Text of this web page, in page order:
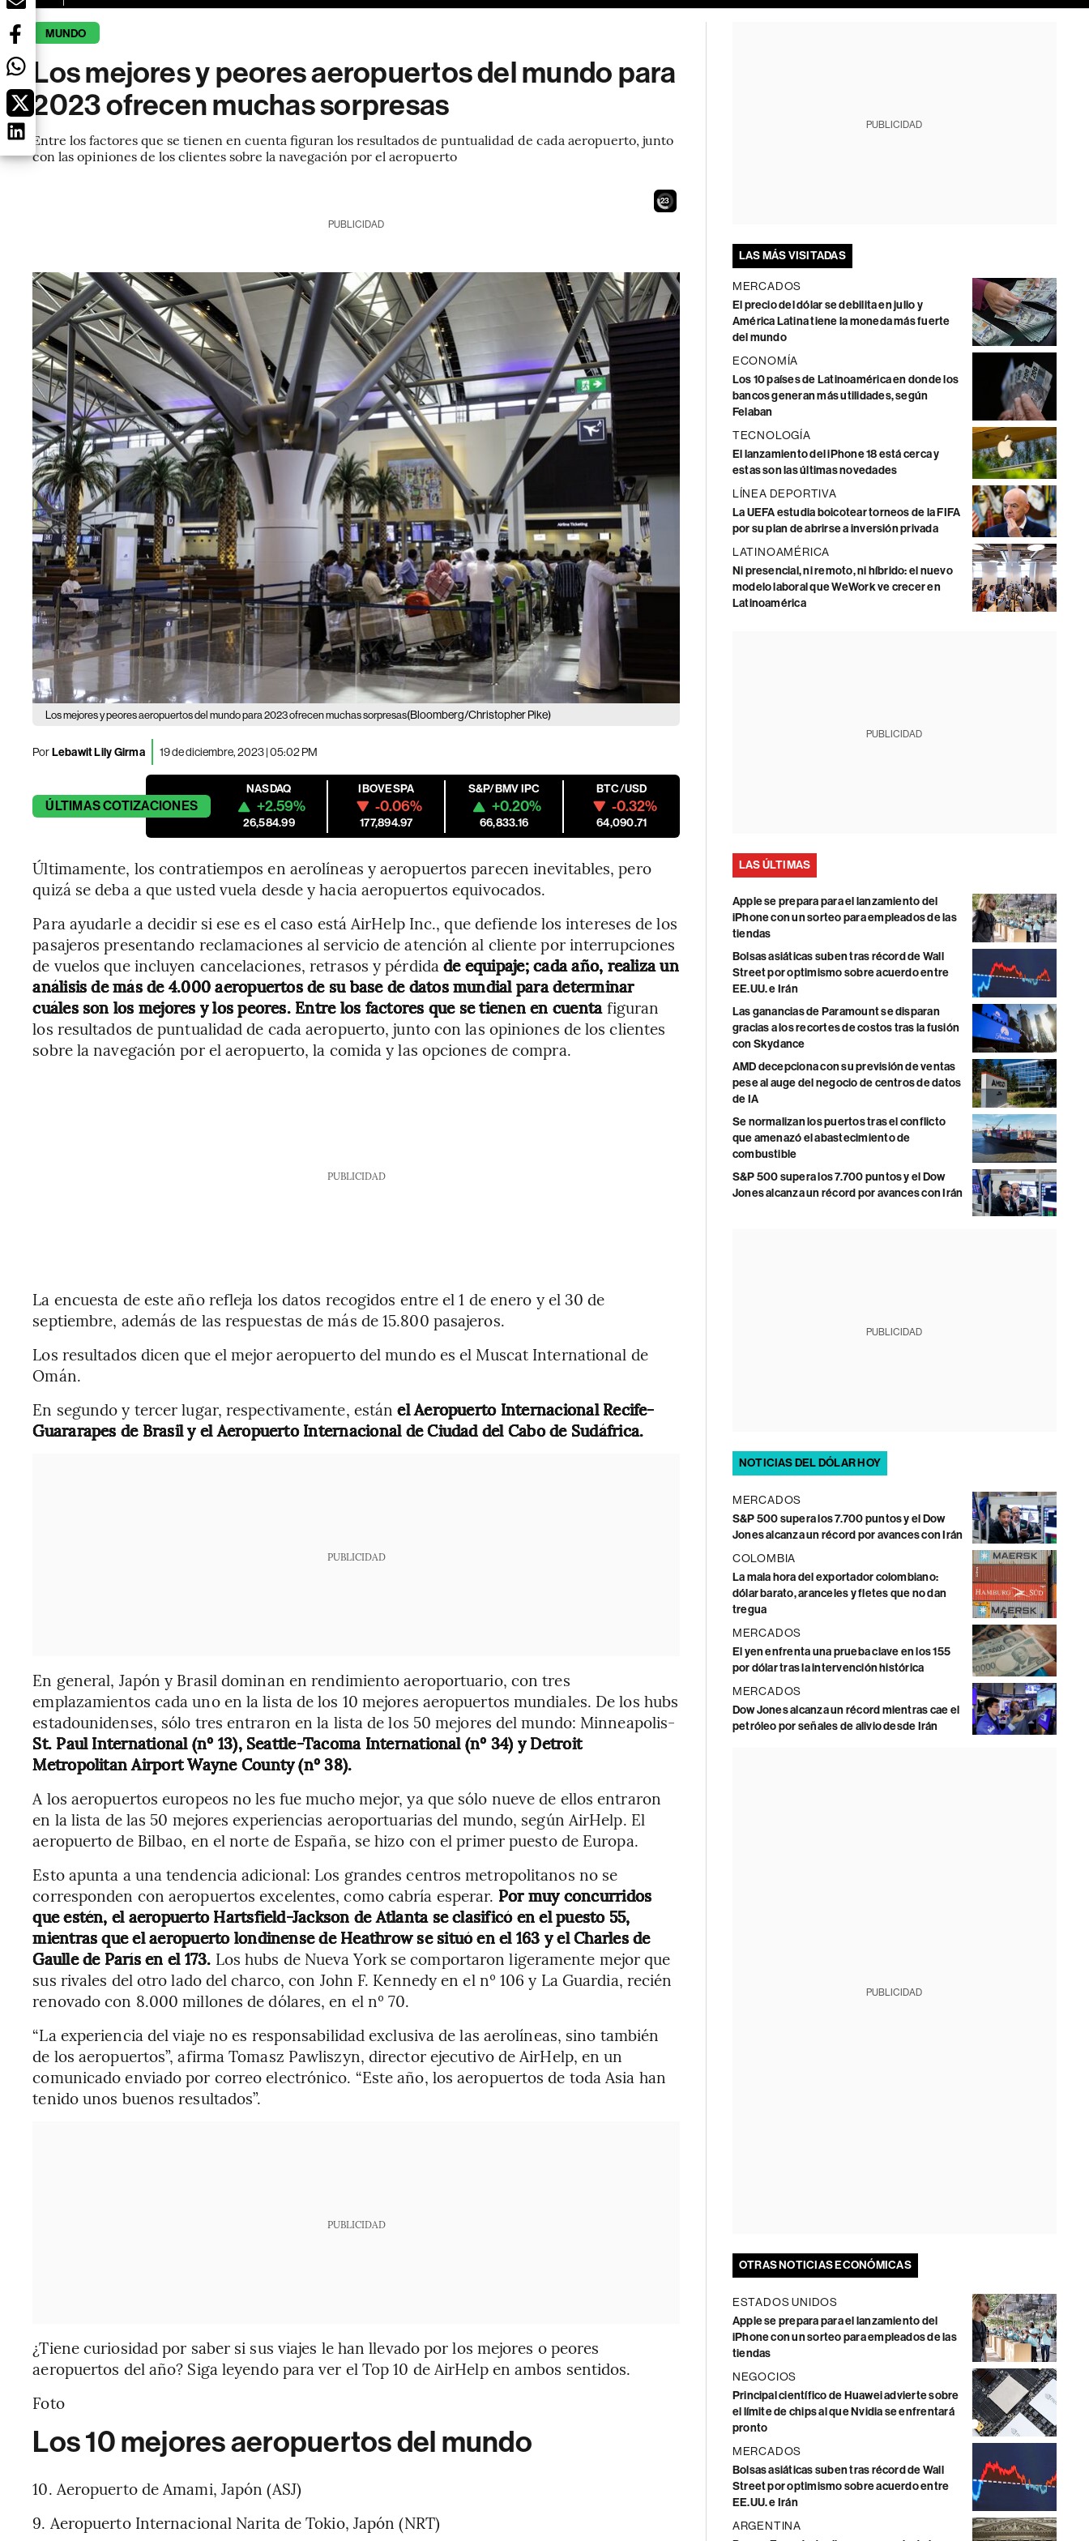
MUNDO
Los mejores y peores aeropuertos del mundo para
2023 ofrecen muchas sorpresas
Entre los factores que se tienen en cuenta figuran los resultados de puntualidad de cada aeropuerto, junto
con las opiniones de los clientes sobre la navegación por el aeropuerto
21
PUBLICIDAD
Los mejores y peores aeropuertos del mundo para 2023 ofrecen muchas sorpresas(Bloomberg/Christopher Pike)
PorLebawit Lily Girma 19 de diciembre, 2023 | 05:02 PM
ÚLTIMASCOTIZACIONES
NASDAQ
+2.59%
26,584.99
IBOVESPA
-0.06%
177,894.97
S&P/BMV IPC
+0.20%
66,833.16
BTC/USD
-0.32%
64,090.71
Últimamente, los contratiempos en aerolíneas y aeropuertos parecen inevitables, pero
quizá se deba a que usted vuela desde y hacia aeropuertos equivocados.
Para ayudarle a decidir si ese es el caso está AirHelp Inc., que defiende los intereses de los
pasajeros presentando reclamaciones al servicio de atención al cliente por interrupciones
de vuelos que incluyen cancelaciones, retrasos y pérdidade equipaje; cada año, realiza un
análisis de más de 4.000 aeropuertos de su base de datos mundial para determinar
cuáles son los mejores y los peores. Entre los factores que se tienen en cuentafiguran
los resultados de puntualidad de cada aeropuerto, junto con las opiniones de los clientes
sobre la navegación por el aeropuerto, la comida y las opciones de compra.
PUBLICIDAD
La encuesta de este año refleja los datos recogidos entre el 1 de enero y el 30 de
septiembre, además de las respuestas de más de 15.800 pasajeros.
Los resultados dicen que el mejor aeropuerto del mundo es el Muscat International de
Omán.
En segundo y tercer lugar, respectivamente, estánel Aeropuerto Internacional Recife-
Guararapes de Brasil y el Aeropuerto Internacional de Ciudad del Cabo de Sudáfrica.
PUBLICIDAD
En general, Japón y Brasil dominan en rendimiento aeroportuario, con tres
emplazamientos cada uno en la lista de los 10 mejores aeropuertos mundiales. De los hubs
estadounidenses, sólo tres entraron en la lista de los 50 mejores del mundo: Minneapolis-
St. Paul International (nº 13), Seattle-Tacoma International (nº 34) y Detroit
Metropolitan Airport Wayne County (nº 38).
A los aeropuertos europeos no les fue mucho mejor, ya que sólo nueve de ellos entraron
en la lista de las 50 mejores experiencias aeroportuarias del mundo, según AirHelp. El
aeropuerto de Bilbao, en el norte de España, se hizo con el primer puesto de Europa.
Esto apunta a una tendencia adicional: Los grandes centros metropolitanos no se
corresponden con aeropuertos excelentes, como cabría esperar. Por muy concurridos
que estén, el aeropuerto Hartsfield-Jackson de Atlanta se clasificó en el puesto 55,
mientras que el aeropuerto londinense de Heathrow se situó en el 163 y el Charles de
Gaulle de París en el 173. Los hubs de Nueva York se comportaron ligeramente mejor que
sus rivales del otro lado del charco, con John F. Kennedy en el nº 106 y La Guardia, recién
renovado con 8.000 millones de dólares, en el nº 70.
“La experiencia del viaje no es responsabilidad exclusiva de las aerolíneas, sino también
de los aeropuertos”, afirma Tomasz Pawliszyn, director ejecutivo de AirHelp, en un
comunicado enviado por correo electrónico. “Este año, los aeropuertos de toda Asia han
tenido unos buenos resultados”.
PUBLICIDAD
¿Tiene curiosidad por saber si sus viajes le han llevado por los mejores o peores
aeropuertos del año? Siga leyendo para ver el Top 10 de AirHelp en ambos sentidos.
Foto
Los 10 mejores aeropuertos del mundo
10. Aeropuerto de Amami, Japón (ASJ)
9. Aeropuerto Internacional Narita de Tokio, Japón (NRT)
PUBLICIDAD
LAS MÁS VISITADAS
MERCADOS
El precio del dólar se debilita en julio y
América Latina tiene la moneda más fuerte
del mundo
ECONOMÍA
Los 10 países de Latinoamérica en donde los
bancos generan más utilidades, según
Felaban
TECNOLOGÍA
El lanzamiento del iPhone 18 está cerca y
estas son las últimas novedades
LÍNEA DEPORTIVA
La UEFA estudia boicotear torneos de la FIFA
por su plan de abrirse a inversión privada
LATINOAMÉRICA
Ni presencial, ni remoto, ni híbrido: el nuevo
modelo laboral que WeWork ve crecer en
Latinoamérica
PUBLICIDAD
LAS ÚLTIMAS
Apple se prepara para el lanzamiento del
iPhone con un sorteo para empleados de las
tiendas
Bolsas asiáticas suben tras récord de Wall
Street por optimismo sobre acuerdo entre
EE.UU. e Irán
Las ganancias de Paramount se disparan
gracias a los recortes de costos tras la fusión
con Skydance
AMD decepciona con su previsión de ventas
pese al auge del negocio de centros de datos
de IA
Se normalizan los puertos tras el conflicto
que amenazó el abastecimiento de
combustible
S&P 500 supera los 7.700 puntos y el Dow
Jones alcanza un récord por avances con Irán
PUBLICIDAD
NOTICIAS DEL DÓLAR HOY
MERCADOS
S&P 500 supera los 7.700 puntos y el Dow
Jones alcanza un récord por avances con Irán
COLOMBIA
La mala hora del exportador colombiano:
dólar barato, aranceles y fletes que no dan
tregua
MERCADOS
El yen enfrenta una prueba clave en los 155
por dólar tras la intervención histórica
MERCADOS
Dow Jones alcanza un récord mientras cae el
petróleo por señales de alivio desde Irán
PUBLICIDAD
OTRAS NOTICIAS ECONÓMICAS
ESTADOS UNIDOS
Apple se prepara para el lanzamiento del
iPhone con un sorteo para empleados de las
tiendas
NEGOCIOS
Principal científico de Huawei advierte sobre
el límite de chips al que Nvidia se enfrentará
pronto
MERCADOS
Bolsas asiáticas suben tras récord de Wall
Street por optimismo sobre acuerdo entre
EE.UU. e Irán
ARGENTINA